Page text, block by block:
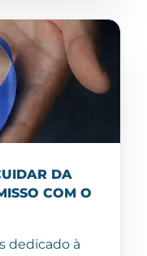
DA
COM O
dedicado à